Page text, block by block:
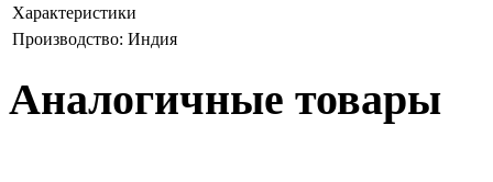
Характеристики
Производство: Индия
Аналогичные товары